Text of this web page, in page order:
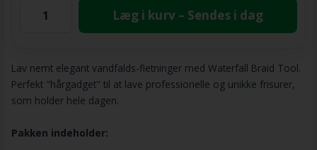
Læg i kurv – Sendes i dag
Lav nemt elegant vandfalds-fletninger med Waterfall Braid Tool.
Perfekt "hårgadget" til at lave professionelle og unikke frisurer,
som holder hele dagen.
Pakken indeholder: